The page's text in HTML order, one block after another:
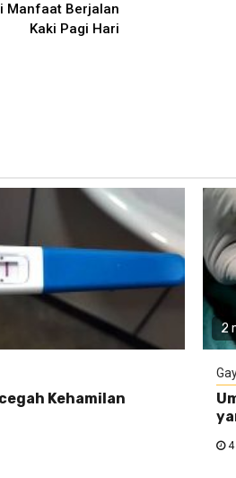
Manfaat Berjalan
Kaki Pagi Hari
Kehamilan
2
4